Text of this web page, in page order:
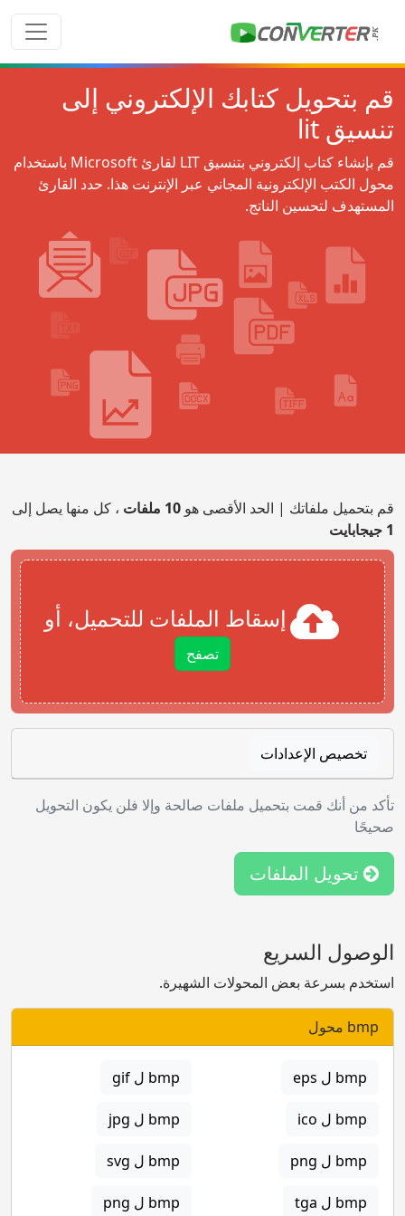
قم بتحويل كتابك الإلكتروني إلى
تنسيق lit
قم بإنشاء كتاب إلكتروني بتنسيق LIT لقارئ Microsoft باستخدام
محول الكتب الإلكترونية المجاني عبر الإنترنت هذا. حدد القارئ
المستهدف لتحسين الناتج.
قم بتحميل ملفاتك | الحد الأقصى هو 10 ملفات
، كل منها يصل إلى
1 جيجابايت
إسقاط الملفات للتحميل، أو
تصفح
تخصيص الإعدادات
تأكد من أنك قمت بتحميل ملفات صالحة وإلا فلن يكون التحويل
صحيحًا
تحويل الملفات
الوصول السريع
استخدم بسرعة بعض المحولات الشهيرة.
bmp محول
bmp ل eps bmp ل gif
bmp ل ico bmp ل jpg
bmp ل png bmp ل svg
bmp ل tga bmp ل png